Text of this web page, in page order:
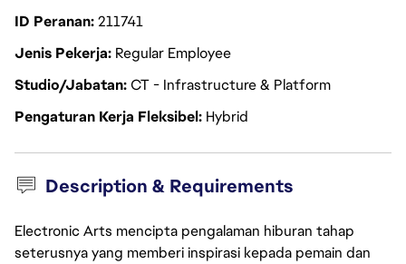
ID Peranan211741
Jenis Pekerja Regular Employee
Studio/JabatanCT - Infrastructure & Platform
Pengaturan Kerja Fleksibel Hybrid
Description & Requirements
Electronic Arts mencipta pengalaman hiburan tahap
seterusnya yang memberi inspirasi kepada pemain dan